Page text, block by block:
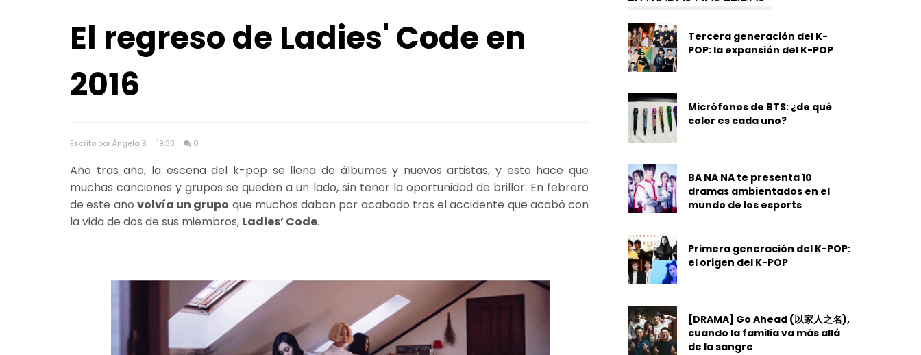
El regreso de Ladies' Code en
2016
Escrito por Ángela B. 19:33 0
Año tras año, la escena del k-pop se llena de álbumes y nuevos artistas, y esto hace que
muchas canciones y grupos se queden a un lado, sin tener la oportunidad de brillar. En febrero
de este año volvía un grupo que muchos daban por acabado tras el accidente que acabó con
la vida de dos de sus miembros, Ladies’ Code.
Tercera generación del K-
POP: la expansión del K-POP
Micrófonos de BTS: ¿de qué
color es cada uno?
BA NA NA te presenta 10
dramas ambientados en el
mundo de los esports
Primera generación del K-POP:
el origen del K-POP
[DRAMA] Go Ahead (以家人之名),
cuando la familia va más allá
de la sangre